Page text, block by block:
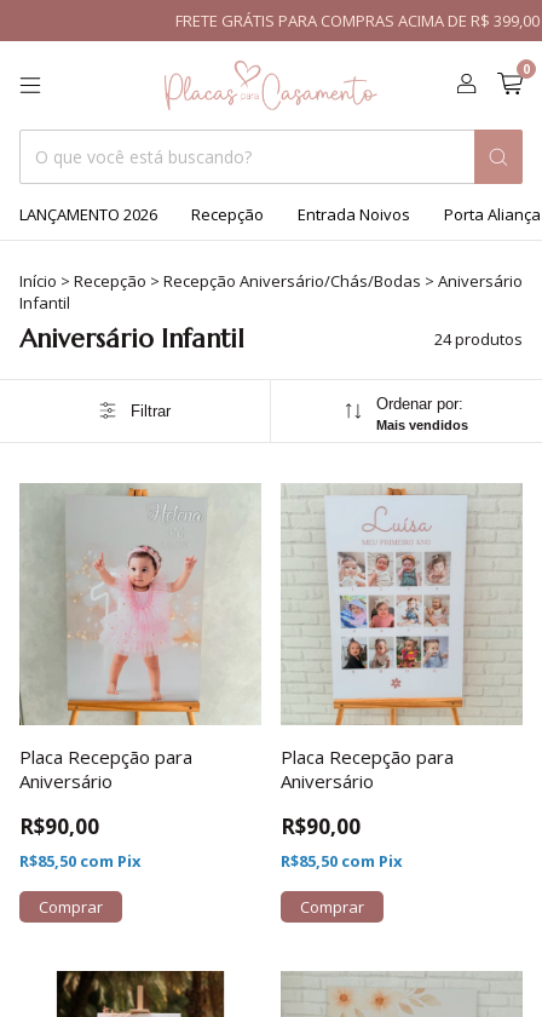
FRETE GRÁTIS PARA COMPRAS ACIMA DE R$ 399,00 PARA
0
LANÇAMENTO 2026 Recepção Entrada Noivos Porta Aliança
Início > Recepção > Recepção Aniversário/Chás/Bodas > Aniversário
Infantil
Aniversário Infantil 24 produtos
Filtrar Ordenar por:
Mais vendidos
Placa Recepção para
Aniversário
R$90,00
R$85,50 com Pix
Comprar
Placa Recepção para
Aniversário
R$90,00
R$85,50 com Pix
Comprar